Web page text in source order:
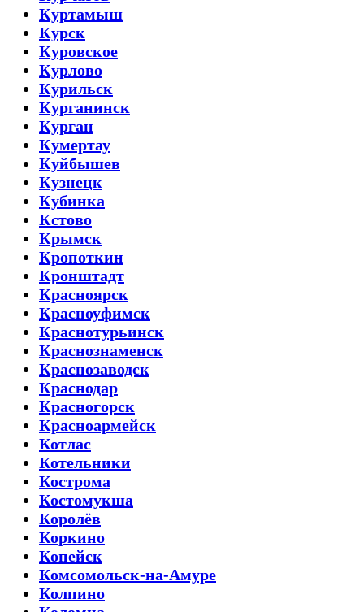
Куртамыш
Курск
Куровское
Курлово
Курильск
Курганинск
Курган
Кумертау
Куйбышев
Кузнецк
Кубинка
Кстово
Крымск
Кропоткин
Кронштадт
Красноярск
Красноуфимск
Краснотурьинск
Краснознаменск
Краснозаводск
Краснодар
Красногорск
Красноармейск
Котлас
Котельники
Кострома
Костомукша
Королёв
Коркино
Копейск
Комсомольск-на-Амуре
Колпино